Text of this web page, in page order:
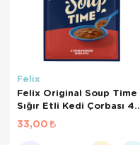
Felix
Felix Original Soup Time
Sığır Etli Kedi Çorbası 48
Gr
33,00